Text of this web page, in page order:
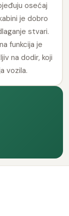
osećaj
je dobro
stvari.
funkcija je
na dodir, koji
vozila.